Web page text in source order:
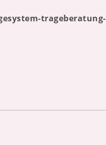
trageberatung-